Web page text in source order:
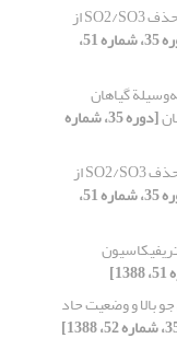
بررسی اقتصادی – زیست محیطی حذف SO2/SO3 از
[دوره 35، شماره 51،
گیاهان
[دوره 35، شماره
بررسی اقتصادی – زیست محیطی حذف SO2/SO3 از
[دوره 35، شماره 51،
بالا و وضعیت حاد